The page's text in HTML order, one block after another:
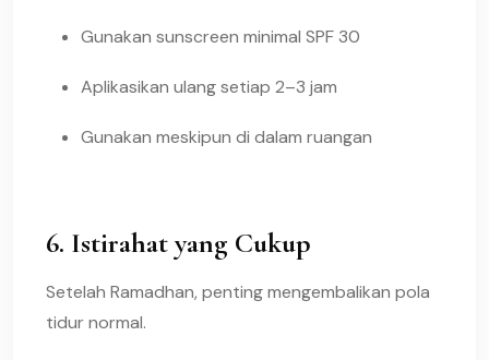
Gunakan sunscreen minimal SPF 30
Aplikasikan ulang setiap 2–3 jam
Gunakan meskipun di dalam ruangan
6. Istirahat yang Cukup
Setelah Ramadhan, penting mengembalikan pola
tidur normal.